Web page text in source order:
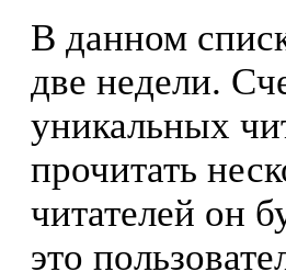
В данном
две недели.
уникальных
прочитать
читателей он
это